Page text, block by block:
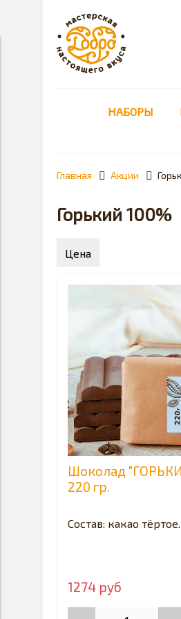
НАБОРЫ
Главная Акции
Горький 100%
Цена
Шоколад
220 гр.
Состав: какао тёртое.
1274 руб